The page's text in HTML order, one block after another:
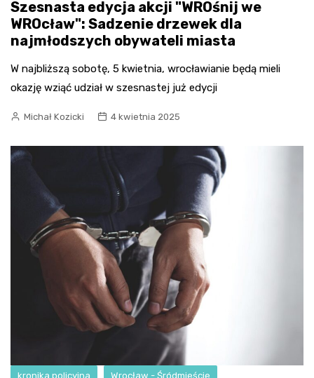
Szesnasta edycja akcji "WROśnij we
WROcław": Sadzenie drzewek dla
najmłodszych obywateli miasta
W najbliższą sobotę, 5 kwietnia, wrocławianie będą mieli
okazję wziąć udział w szesnastej już edycji
Michał Kozicki 4 kwietnia 2025
kronika policyjna Wrocław - Śródmieście